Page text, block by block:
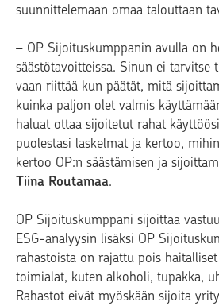
suunnittelemaan omaa talouttaan
– OP Sijoituskumppanin avulla on
säästötavoitteissa. Sinun ei tarvitse
vaan riittää kun päätät, mitä
kuinka paljon olet valmis
haluat ottaa sijoitetut rahat
puolestasi laskelmat ja kertoo,
kertoo OP:n säästämisen ja
Tiina Routamaa.
OP Sijoituskumppani sijoittaa
ESG-analyysin lisäksi OP
rahastoista on rajattu pois
toimialat, kuten alkoholi, tupakka,
Rahastot eivät myöskään sijoita